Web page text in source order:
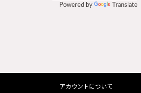
Powered by Translate
アカウントについて